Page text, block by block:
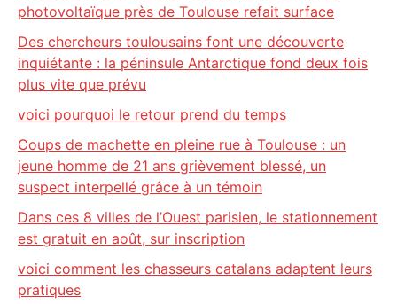
photovoltaïque près de Toulouse refait surface
Des chercheurs toulousains font une découverte
inquiétante : la péninsule Antarctique fond deux fois
plus vite que prévu
voici pourquoi le retour prend du temps
Coups de machette en pleine rue à Toulouse : un
jeune homme de 21 ans grièvement blessé, un
suspect interpellé grâce à un témoin
Dans ces 8 villes de l’Ouest parisien, le stationnement
est gratuit en août, sur inscription
voici comment les chasseurs catalans adaptent leurs
pratiques